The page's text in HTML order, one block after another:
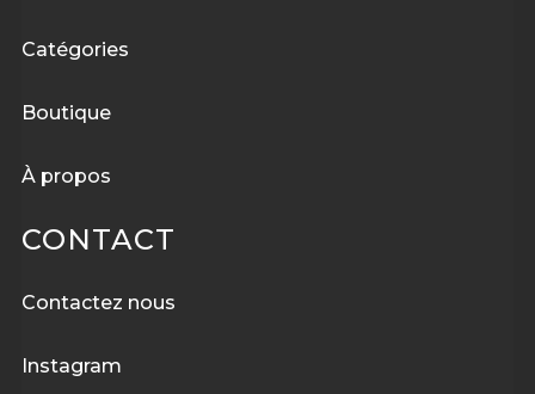
Catégories
Boutique
Àpropos
CONTACT
Contactez nous
Instagram